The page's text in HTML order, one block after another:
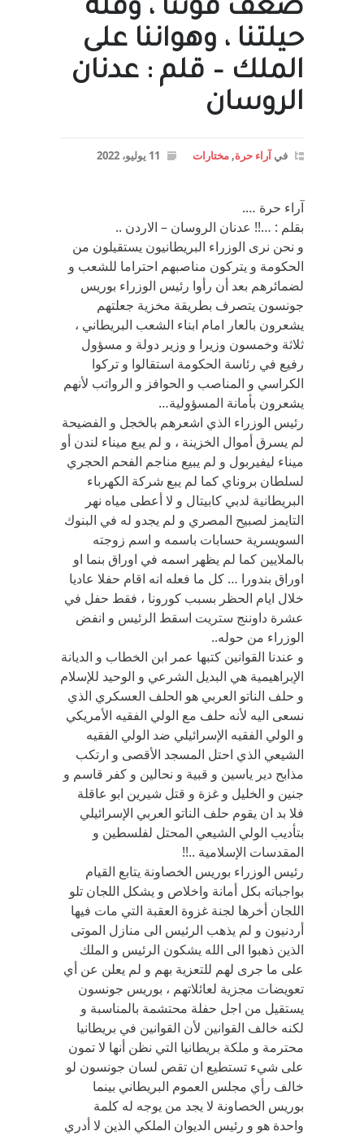
ضعف قوتنا ، وقلة
حيلتنا ، وهواننا على
الملك – قلم : عدنان
الروسان
فيآراء حرة, مختارات 11 يوليو، 2022
آراء حرة ….
بقلم : …!! عدنان الروسان – الاردن ..
و نحن نرى الوزراء البريطانيون يستقيلون من
الحكومة و يتركون مناصبهم احتراما للشعب و
لضمائرهم بعد أن رأوا رئيس الوزراء بوريس
جونسون يتصرف بطريقة مخزية جعلتهم
يشعرون بالعار امام ابناء الشعب البريطاني ،
ثلاثة وخمسون وزيرا و وزير دولة و مسؤول
رفيع في رئاسة الحكومة استقالوا و تركوا
الكراسي و المناصب و الحوافز و الرواتب لأنهم
يشعرون بأمانة المسؤولية…
رئيس الوزراء الذي اشعرهم بالخجل و الفضيحة
لم يسرق أموال الخزينة ، و لم يبع ميناء لندن أو
ميناء ليفيربول و لم يبيع مناجم الفحم الحجري
لسلطان بروناي كما لم يبع شركة الكهرباء
البريطانية لدبي كابيتال و لا أعطى مياه نهر
التايمز لصبيح المصري و لم يجدو له في البنوك
السويسرية حسابات باسمه و اسم زوجته
بالملايين كما لم يظهر اسمه في اوراق بنما او
اوراق بندورا … كل ما فعله انه اقام حفلا عاديا
خلال ايام الحظر بسبب كورونا ، فقط حفل في
عشرة داوننج ستريت اسقط الرئيس و انفض
الوزراء من حوله..
و عندنا القوانين كتبها عمر ابن الخطاب و الديانة
الإبراهيمية هي البديل الشرعي و الوحيد للإسلام
و حلف الناتو العربي هو الحلف العسكري الذي
نسعى اليه لأنه حلف مع الولي الفقيه الأمريكي
و الولي الفقيه الإسرائيلي ضد الولي الفقيه
الشيعي الذي احتل المسجد الأقصى و ارتكب
مذابح دير ياسين و قبية و نحالين و كفر قاسم و
جنين و الخليل و غزة و قتل شيرين ابو عاقلة
فلا بد ان يقوم حلف الناتو العربي الإسرائيلي
بتأديب الولي الشيعي المحتل لفلسطين و
المقدسات الإسلامية ..!!
رئيس الوزراء بوريس الخصاونة يتابع القيام
بواجباته بكل أمانة واخلاص و يشكل اللجان تلو
اللجان أخرها لجنة غزوة العقبة التي مات فيها
أردنيون و لم يذهب الرئيس الى منازل الموتى
الذين ذهبوا الى الله يشكون الرئيس و الملك
على ما جرى لهم للتعزية بهم و لم يعلن عن أي
تعويضات مجزية لعائلاتهم ، بوريس جونسون
يستقيل من اجل حفلة محتشمة بالمناسبة و
لكنه خالف القوانين لأن القوانين في بريطانيا
محترمة و ملكة بريطانيا التي نظن أنها لا تمون
على شيء تستطيع ان تقص لسان جونسون لو
خالف رأي مجلس العموم البريطاني بينما
بوريس الخصاونة لا يجد من يوجه له كلمة
واحدة هو و رئيس الديوان الملكي الذين لا أدري